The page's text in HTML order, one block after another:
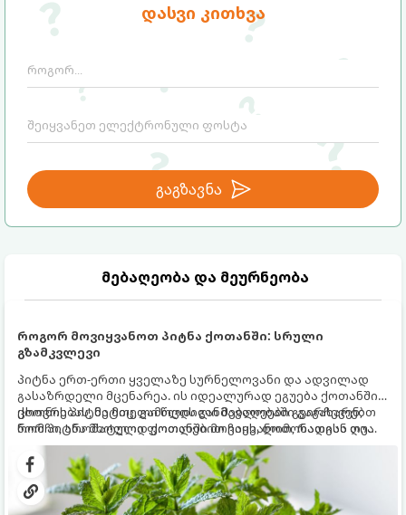
დასვი კითხვა
გაგზავნა
მებაღეობა და მეურნეობა
როგორ მოვიყვანოთ პიტნა ქოთანში: სრული
გზამკვლევი
პიტნა ერთ-ერთი ყველაზე სურნელოვანი და ადვილად
გასაზრდელი მცენარეა. ის იდეალურად ეგუება ქოთანში
ცხოვრებას, მეტიც, გამოცდილი მებაღეები გვირჩევენ,
რომ პიტნა მხოლოდ ქოთანში მოვიყვანოთ, რადგან ღია
გრუნტში (ბაღში) დარგვისას ის ფესვებით ძალიან
სწრაფად ვრცელდება და სხვა მცენარეებს ავიწროებს.
ქოთნის პიტნა მთელი წლის განმავლობაში გაგახარებთ
ნორჩი, არომატული ფოთლებით ჩაის, ლიმონათისა თუ
კერძებისთვის.